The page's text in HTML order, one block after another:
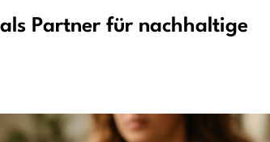
Partner für nachhaltige